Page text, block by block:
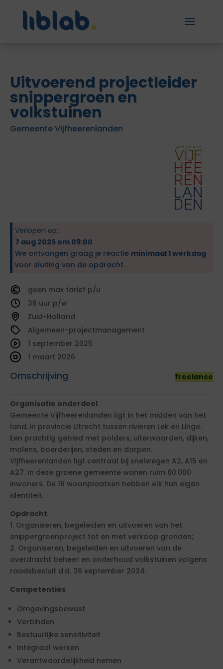
Uitvoerend projectleider
snippergroen en
volkstuinen
Gemeente Vijfheerenlanden
Verlopen op:
7 aug 2025 om 09:00
We ontvangen graag je reactie minimaal 1 werkdag
voor sluiting van de opdracht.
geen
tarief
36
Zuid-Holland
Algemeen-projectmanagement
Omschrijving freelance
1 september 2025
1 maart 2026
Organisatie onderdeel
Gemeente Vijfheerenlanden ligt in het midden van het
land, in provincie Utrecht tussen rivieren Lek en Linge.
Een prachtig gebied met polders, uiterwaarden, dijken,
molens, boerderijen, steden en dorpen.
Vijfheerenlanden ligt centraal bij snelwegen A2, A15 en
A27. In deze groene gemeente wonen ruim 60.000
inwoners. De 16 woonplaatsen hebben elk hun eigen
identiteit.
Opdracht
1. Organiseren, begeleiden en uitvoeren van het
snippergroenproject tot en met verkoop gronden;
2. Organiseren, begeleiden en uitvoeren van de
overdracht beheer en onderhoud volkstuinen volgens
raadsbesluit d.d. 26 september 2024.
Competenties
Omgevingsbewust
Verbinden
Bestuurlijke sensitiviteit
Integraal werken
Verantwoordelijkheid nemen